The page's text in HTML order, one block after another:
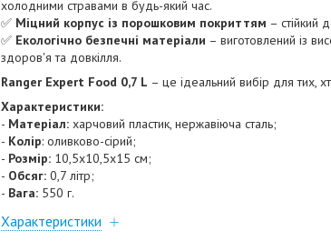
холодними стравами в будь-який час.
✅ Міцний корпус із порошковим покриттям – стійкий
✅ Екологічно безпечні матеріали – виготовлений із
здоров'я та довкілля.
Ranger Expert Food 0,7 L – це ідеальний вибір для тих,
Характеристики:
- Матеріал: харчовий пластик, нержавіюча сталь;
- Колір: оливково-сірий;
- Розмір: 10,5х10,5х15 см;
- Обсяг: 0,7 літр;
- Вага: 550 г.
Характеристики